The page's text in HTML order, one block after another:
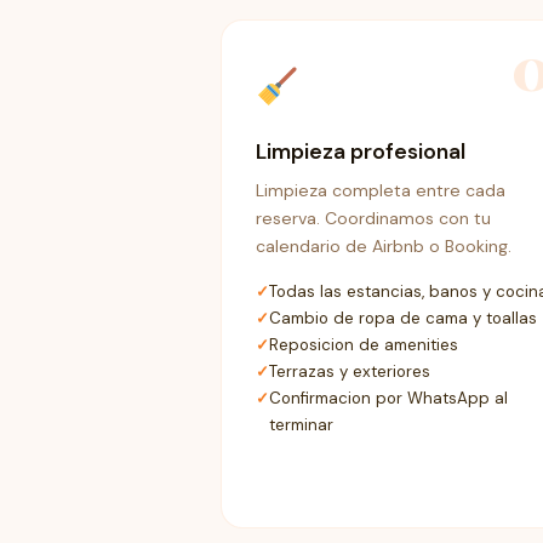
Limpieza profesional
Limpieza completa entre cada
reserva. Coordinamos con tu
calendario de Airbnb o Booking.
Todas las estancias, banos y
Cambio de ropa de cama y toallas
Reposicion de amenities
Terrazas y exteriores
Confirmacion por WhatsApp al
terminar